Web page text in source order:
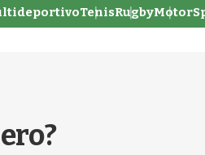
TenisRugby